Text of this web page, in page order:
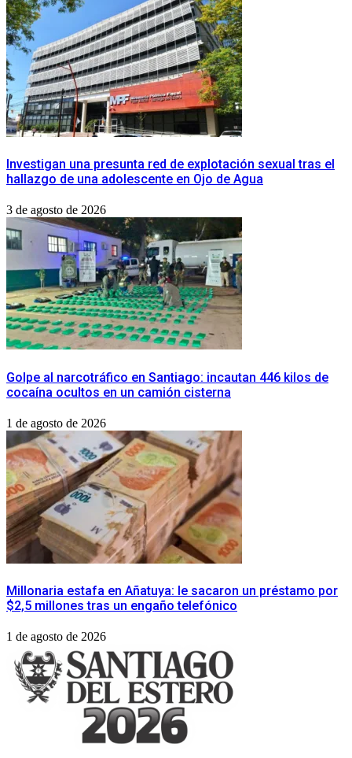
Investigan una presunta red de explotación sexual tras el
hallazgo de una adolescente en Ojo de Agua
3 de agosto de 2026
Golpe al narcotráfico en Santiago: incautan 446 kilos de
cocaína ocultos en un camión cisterna
1 de agosto de 2026
Millonaria estafa en Añatuya: le sacaron un préstamo por
$2,5 millones tras un engaño telefónico
1 de agosto de 2026